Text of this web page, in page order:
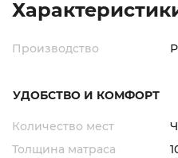
Производство
УДОБСТВО И КОМФОРТ
Количество мест
Толщина матраса